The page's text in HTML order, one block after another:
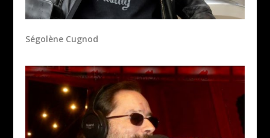
Ségolène Cugnod